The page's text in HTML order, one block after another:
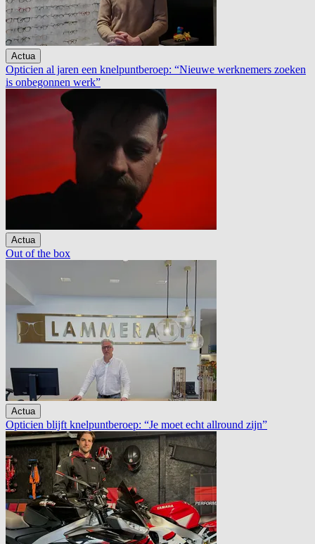
Actua
Opticien al jaren een knelpuntberoep: “Nieuwe werknemers zoeken
is onbegonnen werk”
Actua
Out of the box
Actua
Opticien blijft knelpuntberoep: “Je moet echt allround zijn”